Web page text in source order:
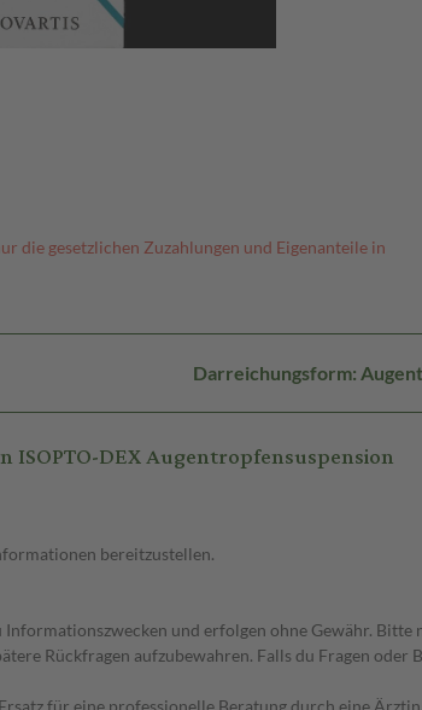
die gesetzlichen Zuzahlungen und Eigenanteile in
Darreichungsform:
DEX Augentropfensuspension
bereitzustellen.
und erfolgen ohne Gewähr.
Rückfragen aufzubewahren. Falls du Fragen
für eine professionelle Beratung durch eine